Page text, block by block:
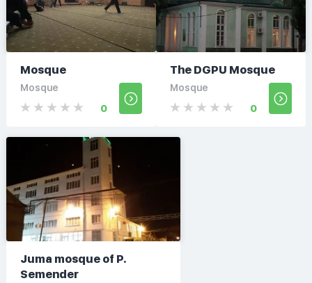
Mosque
Mosque
0
The DGPU Mosque
Mosque
0
Juma mosque of P.
Semender